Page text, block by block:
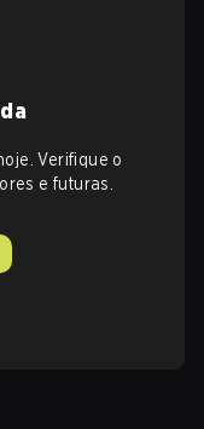
Verifique o
e futuras.